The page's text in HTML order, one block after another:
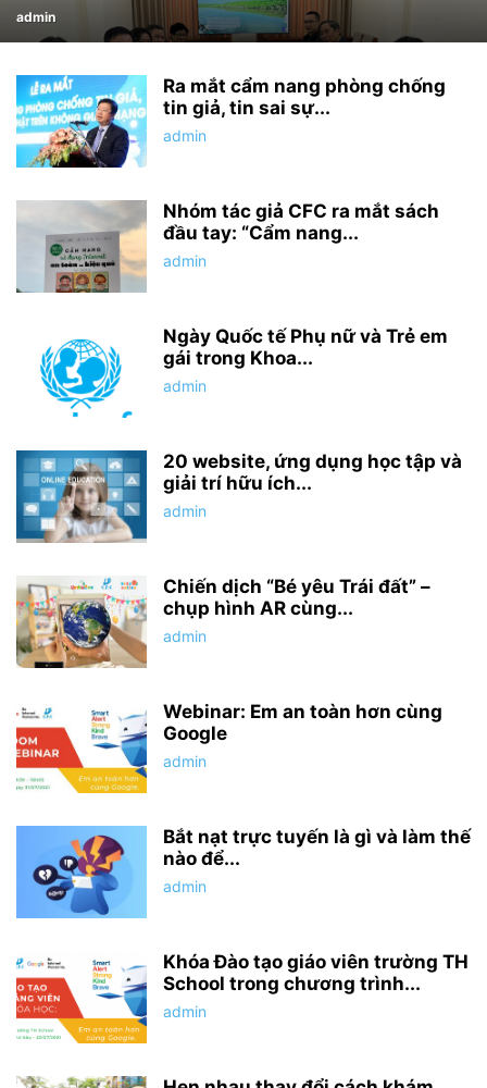
admin
Ra mắt cẩm nang phòng chống
tin giả, tin sai sự...
admin
Nhóm tác giả CFC ra mắt sách
đầu tay: “Cẩm nang...
admin
Ngày Quốc tế Phụ nữ và Trẻ em
gái trong Khoa...
admin
20 website, ứng dụng học tập và
giải trí hữu ích...
admin
Chiến dịch “Bé yêu Trái đất” –
chụp hình AR cùng...
admin
Webinar: Em an toàn hơn cùng
Google
admin
Bắt nạt trực tuyến là gì và làm thế
nào để...
admin
Khóa Đào tạo giáo viên trường TH
School trong chương trình...
admin